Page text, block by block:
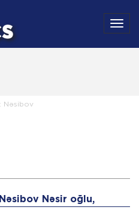
Nəsibov
Nəsir oğlu,